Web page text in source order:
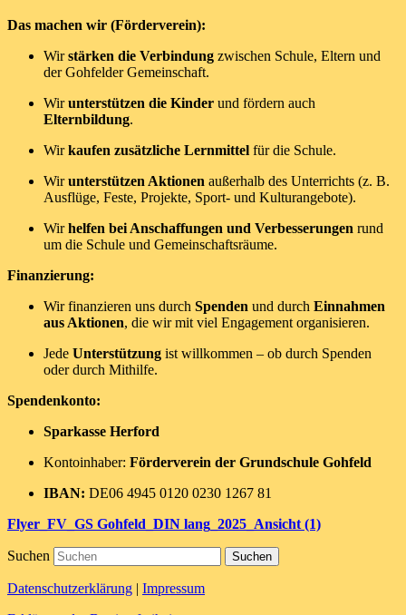
Das machen wir (Förderverein):
Wirstärken die Verbindung zwischen Schule, Eltern und
der Gohfelder Gemeinschaft.
Wirunterstützen die Kinder und fördern auch
Elternbildung.
Wirkaufen zusätzliche Lernmittel für die Schule.
Wirunterstützen Aktionen außerhalb des Unterrichts (z. B.
Ausflüge, Feste, Projekte, Sport- und Kulturangebote).
Wirhelfen bei Anschaffungen und Verbesserungen rund
um die Schule und Gemeinschaftsräume.
Finanzierung:
Wir finanzieren uns durch Spenden und durch Einnahmen
aus Aktionen, die wir mit viel Engagement organisieren.
Jede Unterstützung ist willkommen – ob durch Spenden
oder durch Mithilfe.
Spendenkonto:
Sparkasse Herford
Kontoinhaber: Förderverein der Grundschule Gohfeld
IBAN: DE06 4945 0120 0230 1267 81
Flyer_FV_GS Gohfeld_DIN lang_2025_Ansicht (1)
Suchen
Datenschutzerklärung | Impressum